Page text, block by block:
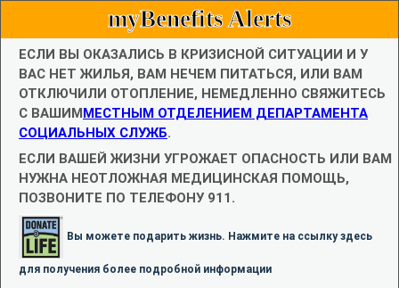
myBenefits Alerts
ЕСЛИ ВЫ ОКАЗАЛИСЬ В КРИЗИСНОЙ СИТУАЦИИ И У
ВАС НЕТ ЖИЛЬЯ, ВАМ НЕЧЕМ ПИТАТЬСЯ, ИЛИ ВАМ
ОТКЛЮЧИЛИ ОТОПЛЕНИЕ, НЕМЕДЛЕННО СВЯЖИТЕСЬ
С ВАШИММЕСТНЫМ ОТДЕЛЕНИЕМ ДЕПАРТАМЕНТА
СОЦИАЛЬНЫХ СЛУЖБ.
ЕСЛИ ВАШЕЙ ЖИЗНИ УГРОЖАЕТ ОПАСНОСТЬ ИЛИ ВАМ
НУЖНА НЕОТЛОЖНАЯ МЕДИЦИНСКАЯ ПОМОЩЬ,
ПОЗВОНИТЕ ПО ТЕЛЕФОНУ 911.
Вы можете подарить жизнь. Нажмите на ссылку здесь
для получения более подробной информации